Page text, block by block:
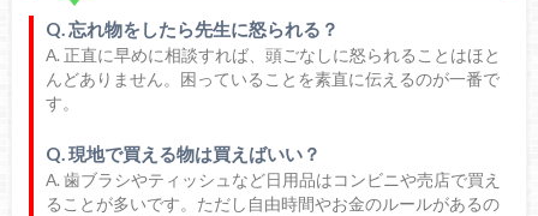
Q. 忘れ物をしたら先生に怒られる？
A. 正直に早めに相談すれば、頭ごなしに怒られることはほと
んどありません。困っていることを素直に伝えるのが一番で
す。
Q. 現地で買える物は買えばいい？
A. 歯ブラシやティッシュなど日用品はコンビニや売店で買え
ることが多いです。ただし自由時間やお金のルールがあるの